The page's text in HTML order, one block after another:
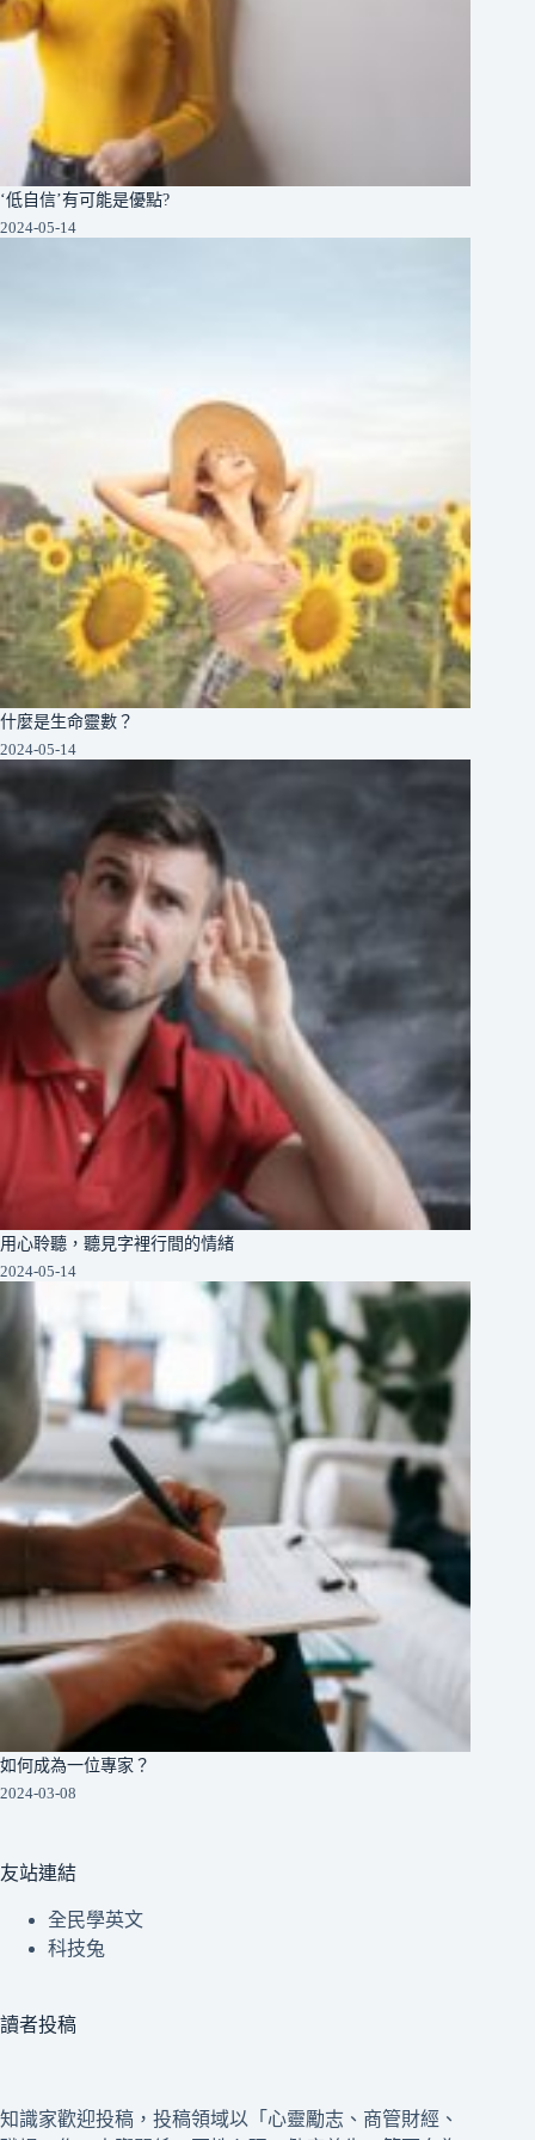
‘低自信’有可能是優點?
2024-05-14
什麼是生命靈數？
2024-05-14
用心聆聽，聽見字裡行間的情緒
2024-05-14
如何成為一位專家？
2024-03-08
友站連結
全民學英文
科技兔
讀者投稿
知識家歡迎投稿，投稿領域以「心靈勵志、商管財經、